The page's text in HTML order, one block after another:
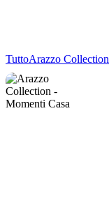
TuttoArazzo Collection